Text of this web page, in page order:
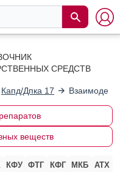
СРЕДСТВ
Капд/Дпка 17
веществ
КФУ ФТГ КФГ МКБ АТХ